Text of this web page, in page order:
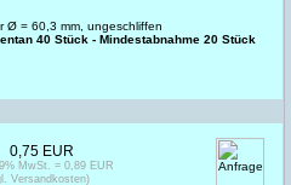
Ø = 60,3 mm, ungeschliffen
40 Stück - Mindestabnahme 20 Stück
0,75 EUR
MwSt. = 0,89 EUR
Versandkosten)